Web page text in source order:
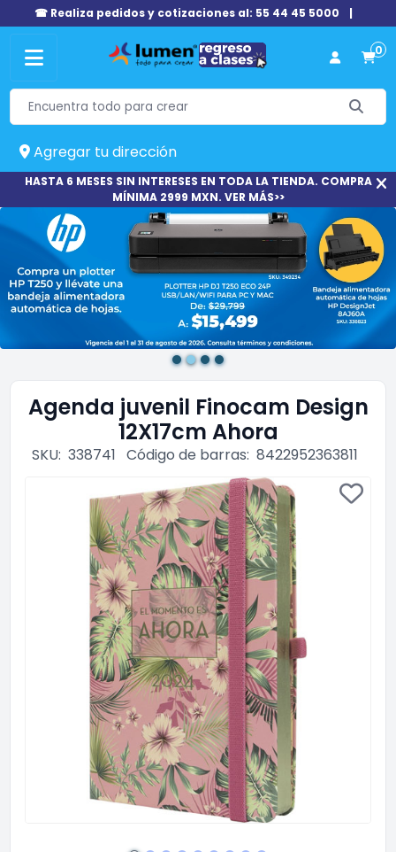
☎ Realiza pedidos y cotizaciones al: 55 44 45 5000 |
0
Agregar tu dirección
HASTA 6 MESES SIN INTERESES EN TODA LA TIENDA. COMPRA
MÍNIMA 2999 MXN. VER MÁS>>
Agenda juvenil Finocam Design
12X17cm Ahora
SKU: 338741 Código de barras: 8422952363811